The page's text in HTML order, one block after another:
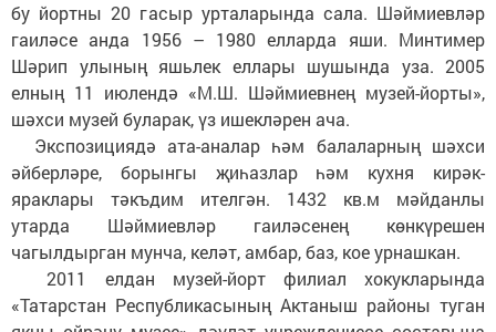
бу йортны 20 гасыр урталарында сала. Шәймиевләр
гаиләсе анда 1956 – 1980 елларда яши. Минтимер
Шәрип улының яшьлек еллары шушында уза. 2005
елның 11 июлендә «М.Ш. Шәймиевнең музей-йорты»,
шәхси музей буларак, үз ишекләрен ача.
Экспозициядә ата-аналар һәм балаларның шәхси
әйберләре, борынгы җиһазлар һәм кухня кирәк-
яраклары тәкъдим ителгән. 1432 кв.м мәйданлы
утарда Шәймиевләр гаиләсенең көнкүрешен
чагылдырган мунча, келәт, амбар, баз, кое урнашкан.
2011 елдан музей-йорт филиал хокукларында
«Татарстан Республикасының Актаныш районы туган